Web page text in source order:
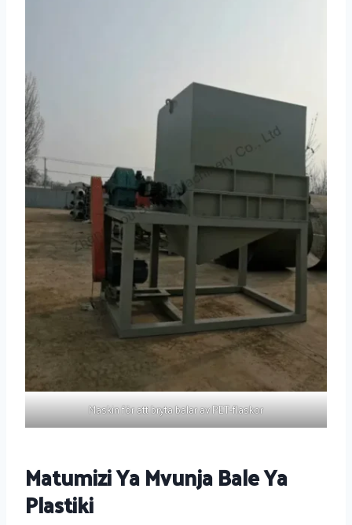
Maskin för att bryta balar av PET-flaskor
Matumizi Ya Mvunja Bale Ya
Plastiki